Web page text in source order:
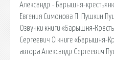
Александр - Барышня-
Евгения Симонова П. Пушкин
Озвучки книги «Барышня-
Сергеевич О книге «Барышня-
автора Александр Сергеевич